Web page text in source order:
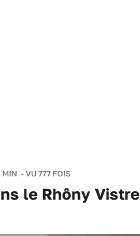
MIN - VU 777 FOIS
le Rhôny Vistre